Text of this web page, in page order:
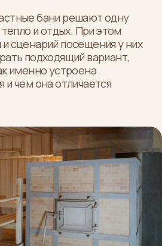
бани решают одну
и отдых. При этом
сценарий посещения у них
подходящий вариант,
именно устроена
чем она отличается